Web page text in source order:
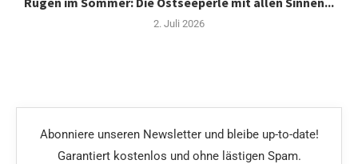
2. Juli 2026
Abonniere unseren Newsletter und bleibe up-to-date!
Garantiert kostenlos und ohne lästigen Spam.